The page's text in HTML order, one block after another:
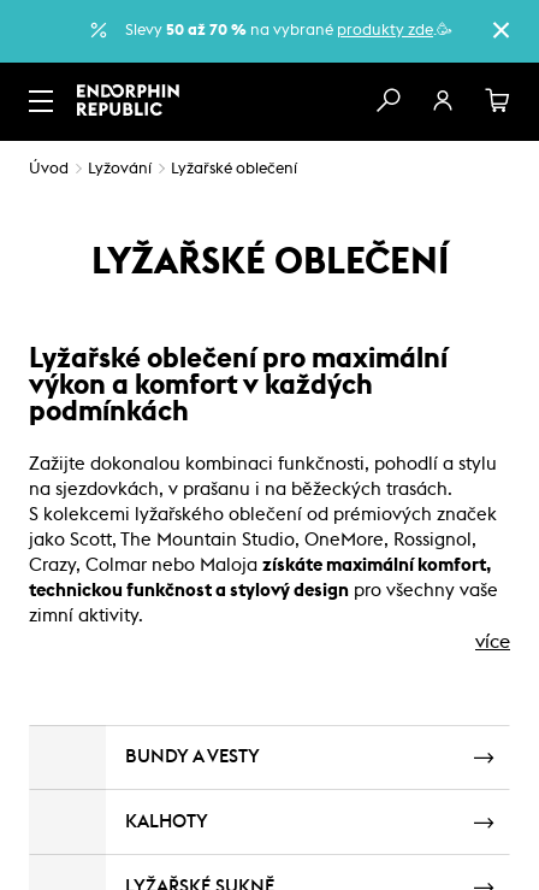
Slevy 50 až 70 % na vybrané produkty zde.🥳
Úvod Lyžování Lyžařské oblečení
LYŽAŘSKÉ OBLEČENÍ
Lyžařské oblečení pro maximální
výkon a komfort v každých
podmínkách
Zažijte dokonalou kombinaci funkčnosti, pohodlí a stylu
na sjezdovkách, v prašanu i na běžeckých trasách.
S kolekcemi lyžařského oblečení od prémiových značek
jako Scott, The Mountain Studio, OneMore, Rossignol,
Crazy, Colmar nebo Maloja získáte maximální komfort,
technickou funkčnost a stylový design pro všechny vaše
zimní aktivity.
více
BUNDY A VESTY
KALHOTY